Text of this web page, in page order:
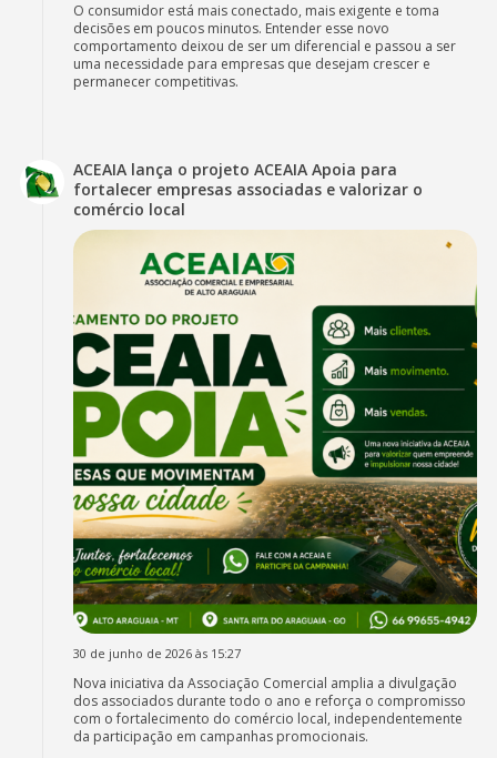
O consumidor está mais conectado, mais exigente e toma
decisões em poucos minutos. Entender esse novo
comportamento deixou de ser um diferencial e passou a ser
uma necessidade para empresas que desejam crescer e
permanecer competitivas.
ACEAIA lança o projeto ACEAIA Apoia para
fortalecer empresas associadas e valorizar o
comércio local
30 de junho de 2026 às 15:27
Nova iniciativa da Associação Comercial amplia a divulgação
dos associados durante todo o ano e reforça o compromisso
com o fortalecimento do comércio local, independentemente
da participação em campanhas promocionais.